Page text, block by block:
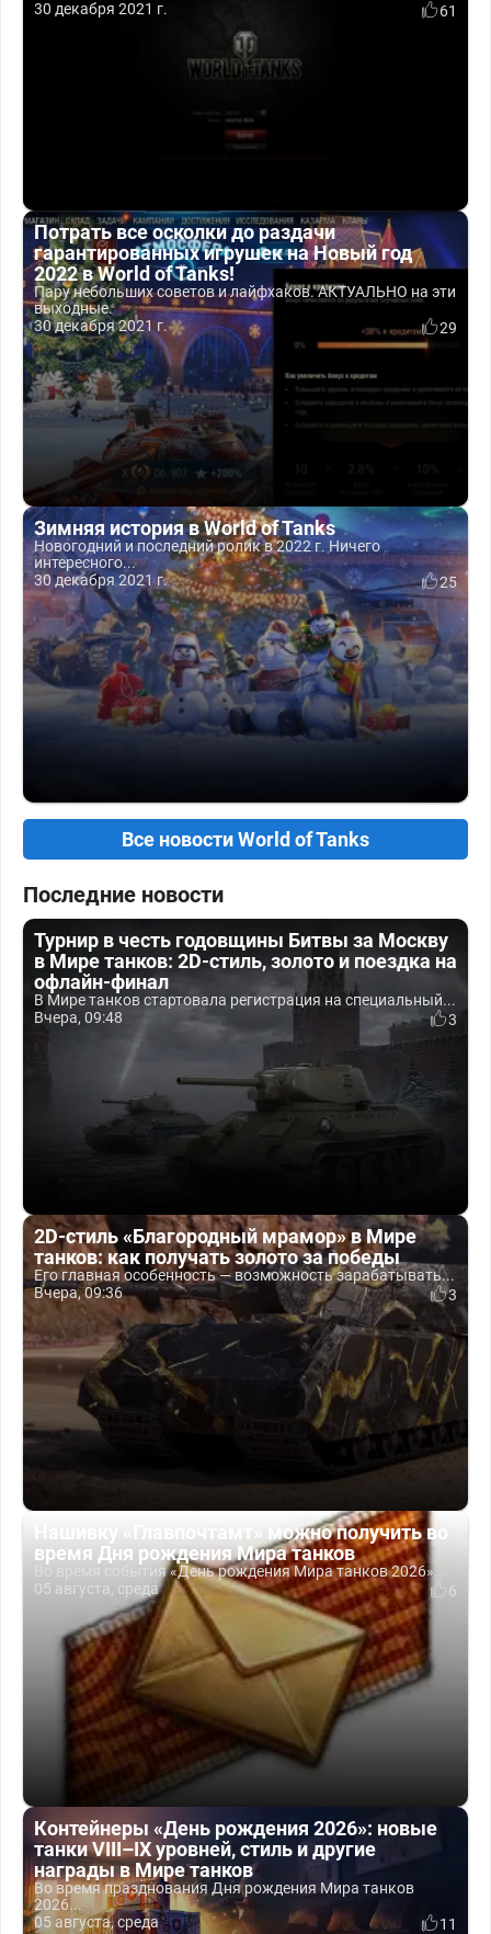
30 декабря 2021 г. 61
Потрать все осколки до раздачи
гарантированных игрушек на Новый год
2022 в World of Tanks!
Пару небольших советов и лайфхаков. АКТУАЛЬНО на эти
выходные.
30 декабря 2021 г.
29
Зимняя история в World of Tanks
Новогодний и последний ролик в 2022 г. Ничего
интересного...
30 декабря 2021 г.
25
Все новости World of Tanks
Последние новости
Турнир в честь годовщины Битвы за Москву
в Мире танков: 2D-стиль, золото и поездка на
офлайн-финал
В Мире танков стартовала регистрация на специальный...
Вчера, 09:48
3
2D-стиль «Благородный мрамор» в Мире
танков: как получать золото за победы
Его главная особенность — возможность зарабатывать...
Вчера, 09:36
3
Нашивку «Главпочтамт» можно получить во
время Дня рождения Мира танков
Во время события «День рождения Мира танков 2026»...
05 августа, среда
6
Контейнеры «День рождения 2026»: новые
танки VIII–IX уровней, стиль и другие
награды в Мире танков
Во время празднования Дня рождения Мира танков
2026...
05 августа, среда
11